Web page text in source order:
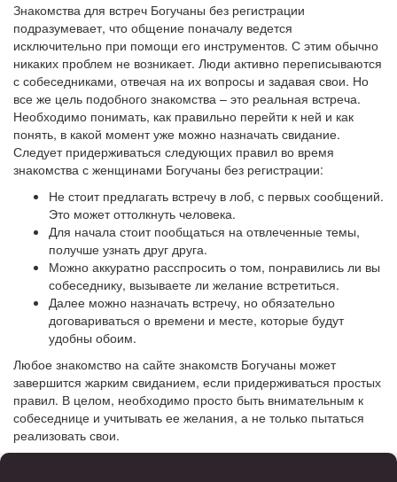
Знакомства для встреч Богучаны без регистрации
подразумевает, что общение поначалу ведется
исключительно при помощи его инструментов. С этим обычно
никаких проблем не возникает. Люди активно переписываются
с собеседниками, отвечая на их вопросы и задавая свои. Но
все же цель подобного знакомства – это реальная встреча.
Необходимо понимать, как правильно перейти к ней и как
понять, в какой момент уже можно назначать свидание.
Следует придерживаться следующих правил во время
знакомства с женщинами Богучаны без регистрации:
Не стоит предлагать встречу в лоб, с первых сообщений.
Это может оттолкнуть человека.
Для начала стоит пообщаться на отвлеченные темы,
получше узнать друг друга.
Можно аккуратно расспросить о том, понравились ли вы
собеседнику, вызываете ли желание встретиться.
Далее можно назначать встречу, но обязательно
договариваться о времени и месте, которые будут
удобны обоим.
Любое знакомство на сайте знакомств Богучаны может
завершится жарким свиданием, если придерживаться простых
правил. В целом, необходимо просто быть внимательным к
собеседнице и учитывать ее желания, а не только пытаться
реализовать свои.